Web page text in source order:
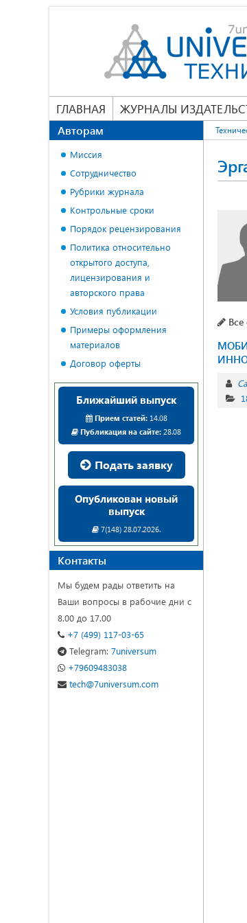
ГЛАВНАЯ ЖУРНАЛЫ
Все
Авторам
Миссия
Сотрудничество
Рубрики журнала
Контрольные сроки
Порядок рецензирования
Политика относительно
открытого доступа,
лицензирования и
авторского права
Условия публикации
Примеры оформления
материалов
Договор оферты
Ближайший выпуск
Прием статей:14.08
Публикация на сайте: 28.08
Подать заявку
Опубликован новый
выпуск
7(148) 28.07.2026.
Контакты
Мы будем рады ответить на
Ваши вопросы в рабочие дни с
8.00 до 17.00
+7 (499) 117-03-65
Telegram: 7universum
+79609483038
tech@7universum.com